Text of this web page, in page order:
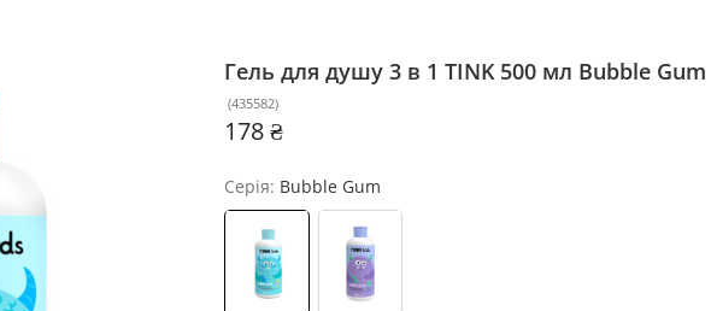
Гель для душу 3 в 1 TINK 500 мл Bubble Gum
(435582)
178 ₴
Серія: Bubble Gum